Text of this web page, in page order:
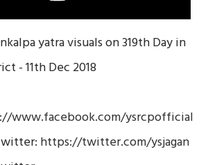
yatra visuals on 319th Day in
- 11th Dec 2018
www.facebook.com/ysrcpofficial
https://twitter.com/ysjagan